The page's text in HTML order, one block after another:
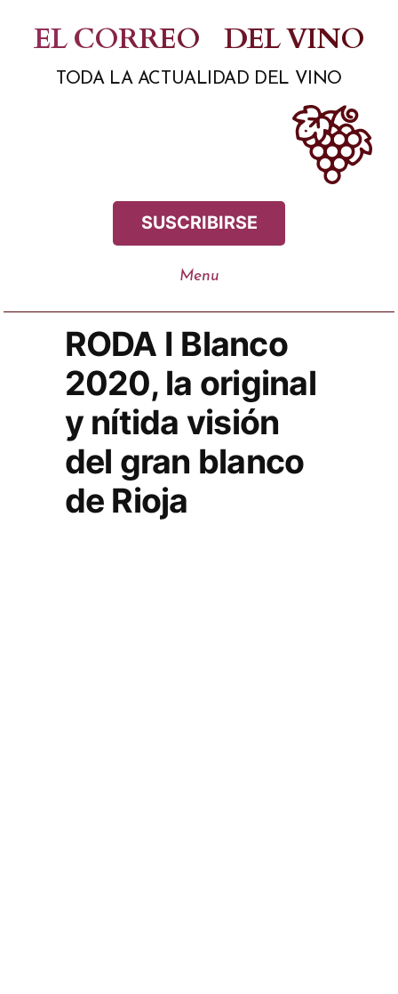
contenido
EL CORREO DEL VINO
TODA LA ACTUALIDAD DEL VINO
SUSCRIBIRSE
RODA I Blanco
2020, la original
y nítida visión
del gran blanco
de Rioja